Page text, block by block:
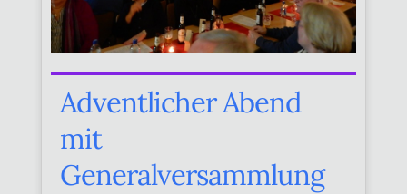
Adventlicher Abend
mit
Generalversammlung